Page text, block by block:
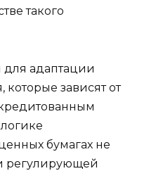
такого
для адаптации
зависят от
бумагах не
регулирующей